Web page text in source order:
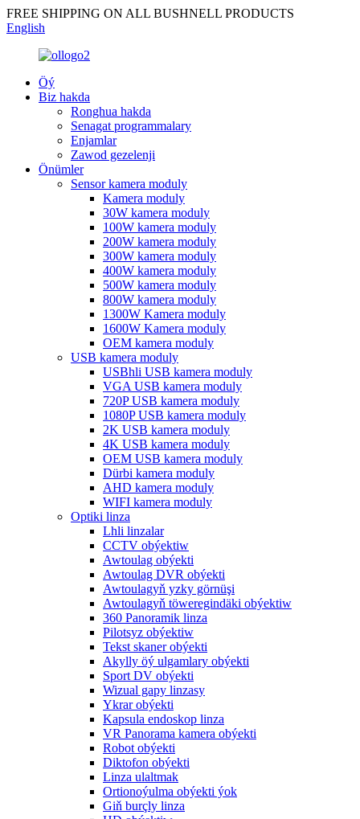
FREE SHIPPING ON ALL BUSHNELL PRODUCTS
English
Öý
Biz hakda
Ronghua hakda
Senagat programmalary
Enjamlar
Zawod gezelenji
Önümler
Sensor kamera moduly
Kamera moduly
30W kamera moduly
100W kamera moduly
200W kamera moduly
300W kamera moduly
400W kamera moduly
500W kamera moduly
800W kamera moduly
1300W Kamera moduly
1600W Kamera moduly
OEM kamera moduly
USB kamera moduly
USBhli USB kamera moduly
VGA USB kamera moduly
720P USB kamera moduly
1080P USB kamera moduly
2K USB kamera moduly
4K USB kamera moduly
OEM USB kamera moduly
Dürbi kamera moduly
AHD kamera moduly
WIFI kamera moduly
Optiki linza
Lhli linzalar
CCTV obýektiw
Awtoulag obýekti
Awtoulag DVR obýekti
Awtoulagyň yzky görnüşi
Awtoulagyň töweregindäki obýektiw
360 Panoramik linza
Pilotsyz obýektiw
Tekst skaner obýekti
Akylly öý ulgamlary obýekti
Sport DV obýekti
Wizual gapy linzasy
Ykrar obýekti
Kapsula endoskop linza
VR Panorama kamera obýekti
Robot obýekti
Diktofon obýekti
Linza ulaltmak
Ortionoýulma obýekti ýok
Giň burçly linza